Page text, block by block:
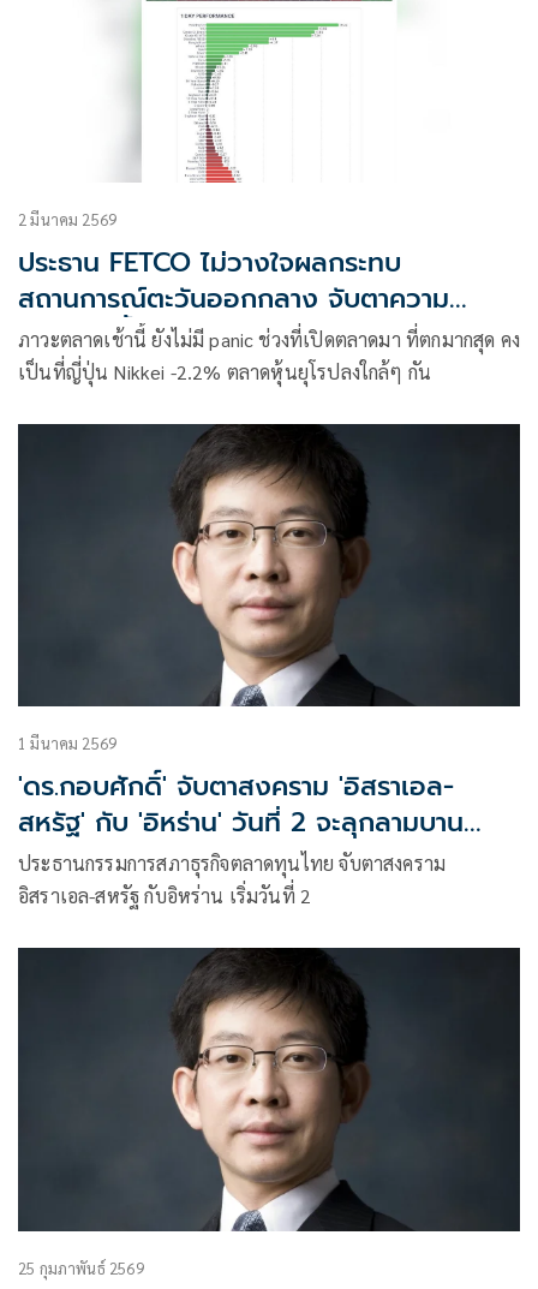
2 มีนาคม 2569
ประธาน FETCO ไม่วางใจผลกระทบ
สถานการณ์ตะวันออกกลาง จับตาความ
ผันผวน 'น้ำมัน-พลังงาน'
ภาวะตลาดเช้านี้ ยังไม่มี panic ช่วงที่เปิดตลาดมา ที่ตกมากสุด คง
เป็นที่ญี่ปุ่น Nikkei -2.2% ตลาดหุ้นยุโรปลงใกล้ๆ กัน
1 มีนาคม 2569
'ดร.กอบศักดิ์' จับตาสงคราม 'อิสราเอล-
สหรัฐ' กับ 'อิหร่าน' วันที่ 2 จะลุกลามบาน
ปลายแค่ไหน
ประธานกรรมการสภาธุรกิจตลาดทุนไทย จับตาสงคราม
อิสราเอล-สหรัฐ กับอิหร่าน เริ่มวันที่ 2
25 กุมภาพันธ์ 2569